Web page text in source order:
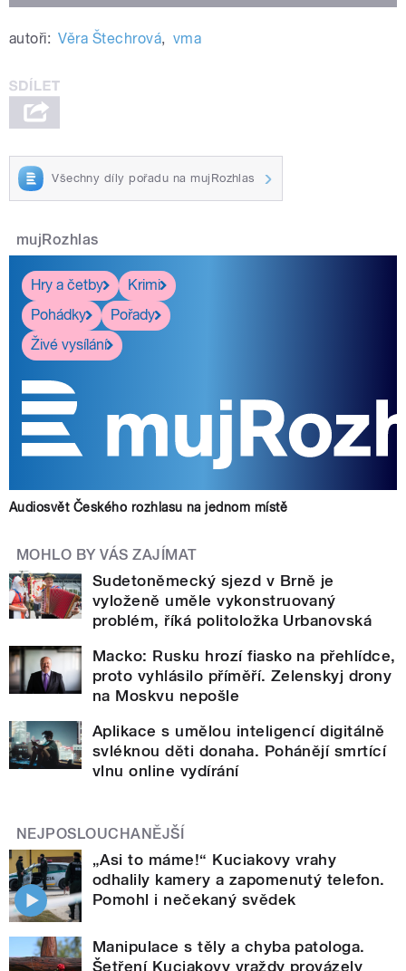
autoři: Věra Štechrová, vma
Všechny díly pořadu na mujRozhlas
mujRozhlas
Hry a četby
Krimi
Pohádky
Pořady
Živé vysílání
Audiosvět Českého rozhlasu na jednom místě
MOHLO BY VÁS ZAJÍMAT
Sudetoněmecký sjezd v Brně je
vyloženě uměle vykonstruovaný
problém, říká politoložka Urbanovská
Macko: Rusku hrozí fiasko na přehlídce,
proto vyhlásilo příměří. Zelenskyj drony
na Moskvu nepošle
Aplikace s umělou inteligencí digitálně
svléknou děti donaha. Pohánějí smrtící
vlnu online vydírání
NEJPOSLOUCHANĚJŠÍ
„Asi to máme!“ Kuciakovy vrahy
odhalily kamery a zapomenutý telefon.
Pomohl i nečekaný svědek
Manipulace s těly a chyba patologa.
Šetření Kuciakovy vraždy provázely